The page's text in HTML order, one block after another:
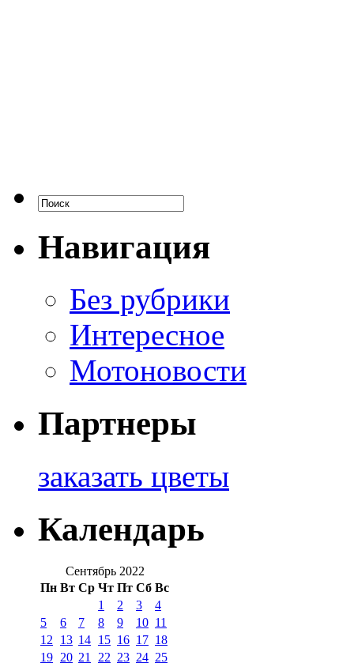
Навигация
Без рубрики
Интересное
Мотоновости
Партнеры
заказать цветы
Календарь
Сентябрь 2022
Пн Вт Ср Чт Пт Сб Вс
1 2 3
4
5
6 7 8 9 10 11
12
13 14 15 16 17 18
19 20 21 22 23 24 25